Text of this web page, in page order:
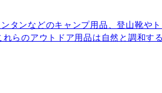
タンなどのキャンプ用品、登山靴や
らのアウトドア用品は自然と調和す